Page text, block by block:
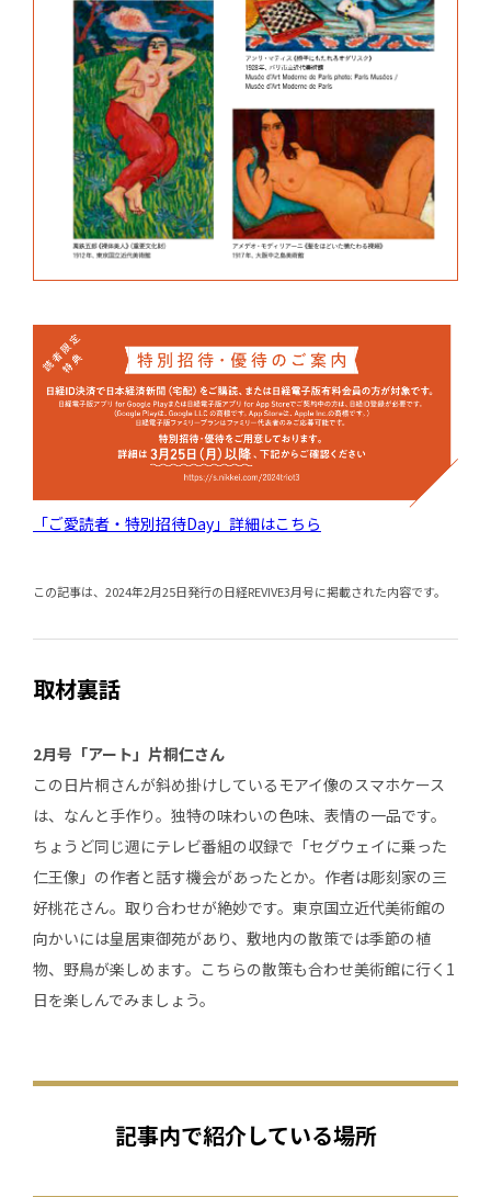
「ご愛読者・特別招待Day」詳細はこちら
この記事は、2024年2月25日発行の日経REVIVE3月号に掲載された内容です。
取材裏話
2月号「アート」片桐仁さん
この日片桐さんが斜め掛けしているモアイ像のスマホケース
は、なんと手作り。独特の味わいの色味、表情の一品です。
ちょうど同じ週にテレビ番組の収録で「セグウェイに乗った
仁王像」の作者と話す機会があったとか。作者は彫刻家の三
好桃花さん。取り合わせが絶妙です。東京国立近代美術館の
向かいには皇居東御苑があり、敷地内の散策では季節の植
物、野鳥が楽しめます。こちらの散策も合わせ美術館に行く1
日を楽しんでみましょう。
記事内で紹介している場所